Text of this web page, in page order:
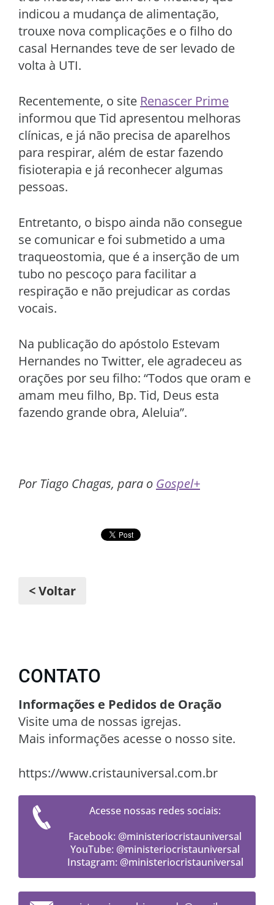
indicou a mudança de alimentação,
trouxe nova complicações e o filho do
casal Hernandes teve de ser levado de
volta à UTI.
Recentemente, o site Renascer Prime
informou que Tid apresentou melhoras
clínicas, e já não precisa de aparelhos
para respirar, além de estar fazendo
fisioterapia e já reconhecer algumas
pessoas.
Entretanto, o bispo ainda não consegue
se comunicar e foi submetido a uma
traqueostomia, que é a inserção de um
tubo no pescoço para facilitar a
respiração e não prejudicar as cordas
vocais.
Na publicação do apóstolo Estevam
Hernandes no Twitter, ele agradeceu as
orações por seu filho: “Todos que oram e
amam meu filho, Bp. Tid, Deus esta
fazendo grande obra, Aleluia”.
Por Tiago Chagas, para o Gospel+
< Voltar
CONTATO
Informações e Pedidos de Oração
Visite uma de nossas igrejas.
Mais informações acesse o nosso site.
https://www.cristauniversal.com.br
Acesse nossas redes sociais:
Facebook: @ministeriocristauniversal
YouTube: @ministeriocristauniversal
Instagram: @ministeriocristauniversal